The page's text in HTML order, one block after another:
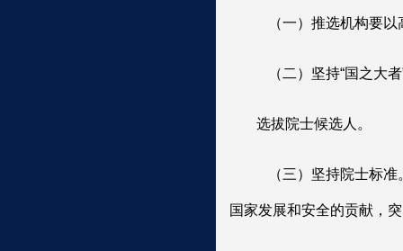
（一）推选机构要
（二）坚持“国之大
选拔院士候选人。
（三）坚持院士标准
国家发展和安全的贡献，